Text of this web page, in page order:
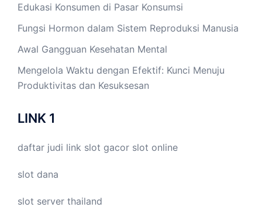
Edukasi Konsumen di Pasar Konsumsi
Fungsi Hormon dalam Sistem Reproduksi Manusia
Awal Gangguan Kesehatan Mental
Mengelola Waktu dengan Efektif: Kunci Menuju
Produktivitas dan Kesuksesan
LINK 1
daftar judi link slot gacor slot online
slot dana
slot server thailand